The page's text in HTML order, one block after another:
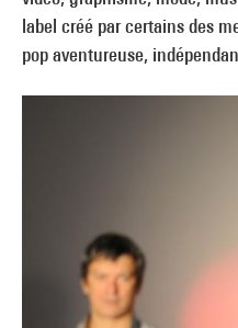
label créé par certains des
pop aventureuse,